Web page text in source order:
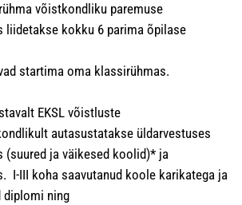
võistkondliku paremuse
liidetakse kokku 6 parima õpilase
startima oma klassirühmas.
EKSL võistluste
autasustatakse üldarvestuses
(suured ja väikesed koolid)* ja
I-III koha saavutanud koole karikatega ja
ning